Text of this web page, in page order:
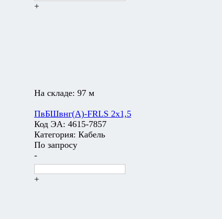
+
На складе: 97 м
ПвБШвнг(А)-FRLS 2х1,5
Код ЭА: 4615-7857
Категория: Кабель
По запросу
-
+